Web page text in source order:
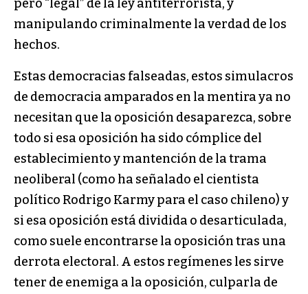
pero “legal” de la ley antiterrorista, y
manipulando criminalmente la verdad de los
hechos.
Estas democracias falseadas, estos simulacros
de democracia amparados en la mentira ya no
necesitan que la oposición desaparezca, sobre
todo si esa oposición ha sido cómplice del
establecimiento y mantención de la trama
neoliberal (como ha señalado el cientista
político Rodrigo Karmy para el caso chileno) y
si esa oposición está dividida o desarticulada,
como suele encontrarse la oposición tras una
derrota electoral. A estos regímenes les sirve
tener de enemiga a la oposición, culparla de